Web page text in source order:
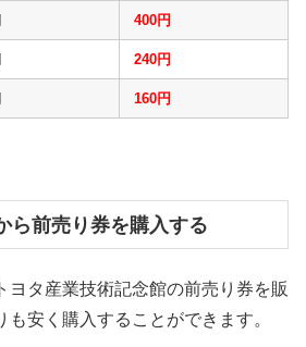
400円
240円
160円
前売り券を購入する
ヨタ産業技術記念館の前売り券を販
安く購入することができます。